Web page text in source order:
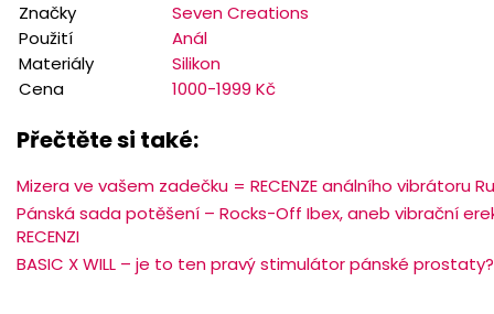
Značky
Seven Creations
Použití
Anál
Materiály
Silikon
Cena
1000-1999 Kč
Přečtěte si také:
Mizera ve vašem zadečku = RECENZE análního vibrátoru
Pánská sada potěšení – Rocks-Off Ibex, aneb vibrační
RECENZI
BASIC X WILL – je to ten pravý stimulátor pánské prostaty?